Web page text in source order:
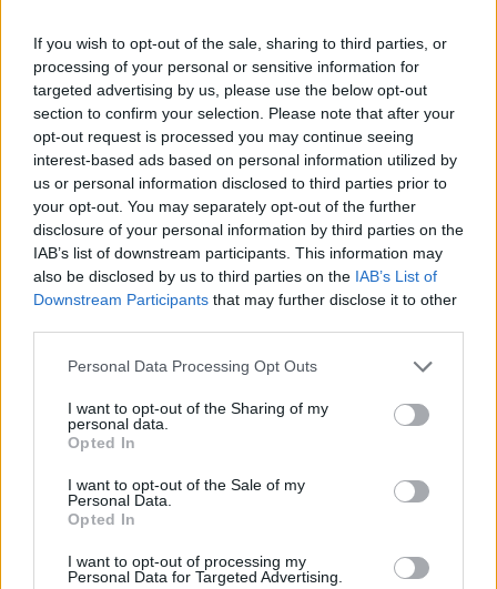
If you wish to opt-out of the sale, sharing to third parties, or
processing of your personal or sensitive information for
targeted advertising by us, please use the below opt-out
section to confirm your selection. Please note that after your
opt-out request is processed you may continue seeing
interest-based ads based on personal information utilized by
us or personal information disclosed to third parties prior to
your opt-out. You may separately opt-out of the further
disclosure of your personal information by third parties on the
IAB’s list of downstream participants. This information may
also be disclosed by us to third parties on the IAB’s List of
Downstream Participants that may further disclose it to other
Personal Data Processing Opt Outs
I want to opt-out of the Sharing of my
personal data.
Opted In
I want to opt-out of the Sale of my
Personal Data.
Opted In
I want to opt-out of processing my
Personal Data for Targeted Advertising.
Kosovës, në fokus terrorizmi
dhe rreziqet e sigurisë
Esim for Global
Esim for USA|Esim for Italy| Esim for Spain|Esim